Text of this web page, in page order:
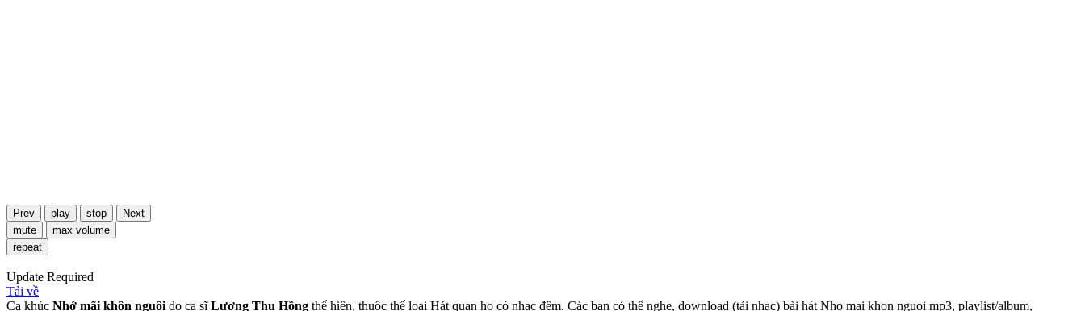
Prev play stop
Next
mute
max volume
repeat
Update Required
Tải về
Ca khúc Nhớ mãi khôn nguôi do ca sĩLương Thu Hồng thể hiện, thuộc thể loại Hát quan họ có nhạc đệm. Các bạn có thể nghe, download (tải nhạc) bài hát Nho mai khon nguoi mp3, playlist/album,